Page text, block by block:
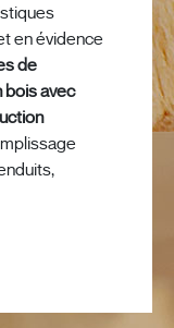
en évidence
de
avec